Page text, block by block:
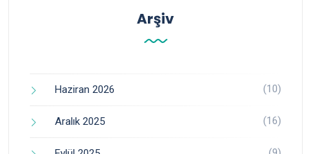
Arşiv
Haziran 2026 (10)
Aralık 2025 (16)